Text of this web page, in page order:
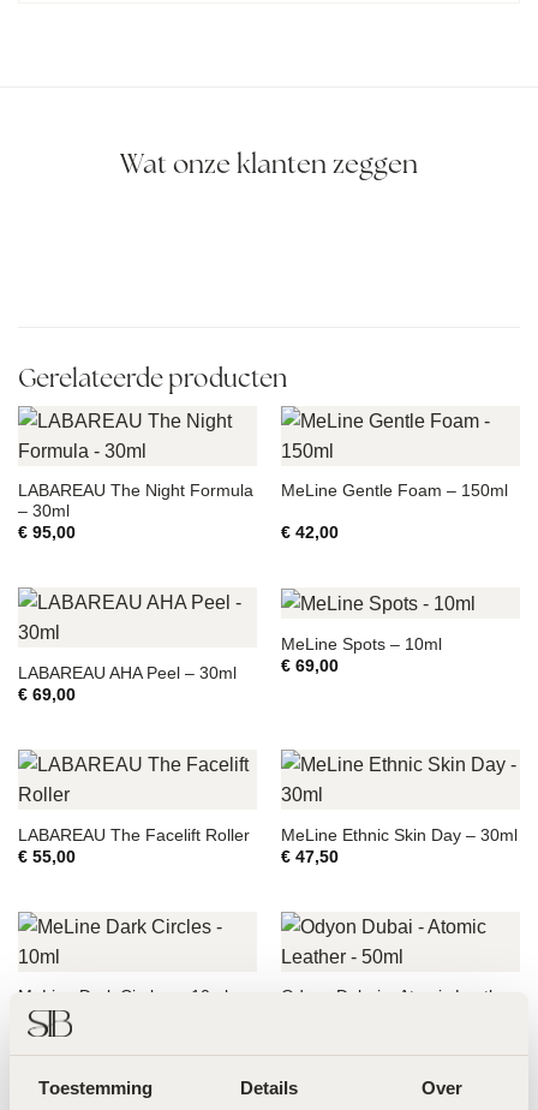
Toestemming Details Over
Wat onze klanten zeggen
Gerelateerde producten
LABAREAU The Night Formula
– 30ml
€95,00
MeLine Gentle Foam – 150ml
€42,00
LABAREAU AHA Peel – 30ml
€69,00
MeLine Spots – 10ml
€69,00
LABAREAU The Facelift Roller
€55,00
MeLine Ethnic Skin Day – 30ml
€47,50
MeLine Dark Circles – 10ml
99,00
Odyon Dubai – Atomic Leather